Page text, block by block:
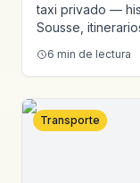
taxi privado —
Sousse,
6 min de lectura
Transporte